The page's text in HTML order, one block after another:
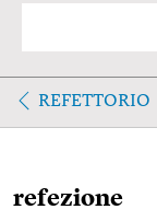
REFETTORIO
refezione